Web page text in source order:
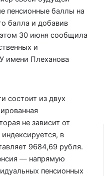
пенсионные баллы на
балла и добавив
30 июня сообщила
и
имени Плеханова
состоит из двух
не зависит от
в
9684,69 рубля.
— напрямую
пенсионных